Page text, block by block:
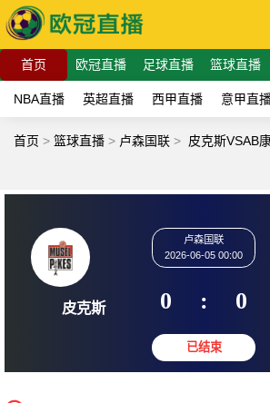
首页 欧冠直播 足球直播 篮球直播
NBA直播 英超直播 西甲直播 意甲直
首页 > 篮球直播 > 卢森国联 > 皮克斯VSAB
皮克斯
卢森国联
2026-06-05
0 :